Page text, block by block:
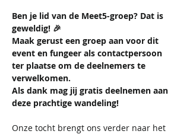
Ben je lid van de Meet5-groep? Dat is
geweldig! 🎉
Maak gerust een groep aan voor dit
event en fungeer als contactpersoon
ter plaatse om de deelnemers te
verwelkomen.
Als dank mag jij gratis deelnemen aan
deze prachtige wandeling!
Onze tocht brengt ons verder naar het